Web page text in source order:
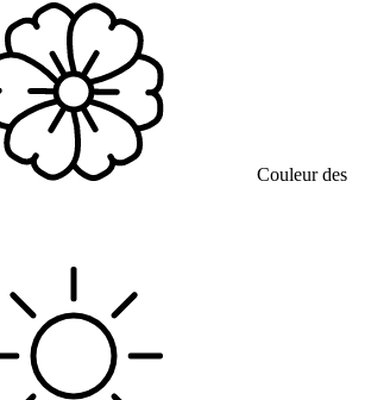
Couleur des